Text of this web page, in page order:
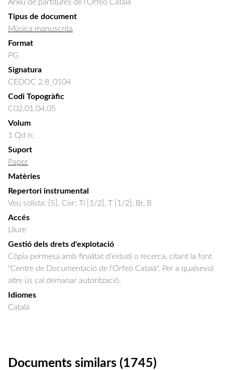
Arxiu de partitures de l'Orfeó Català
Tipus de document
Música manuscrita
Format
PG
Signatura
CEDOC 2.8_0104
Codi Topogràfic
C02.01.04.05
Volum
1 Qd rc
Suport
Paper
Matèries
Repertori instrumental
Veu solista: [S]. Cor: Ti [1/2], T [1/2], Br, B
Accés
Lliure
Gestió dels drets d'explotació
Còpia permesa amb finalitat d'estudi o recerca, citant la font
"Centre de Documentació de l’Orfeó Català". Per a qualsevol
altre ús cal demanar autorització.
Idiomes
Català
Documents similars (1745)